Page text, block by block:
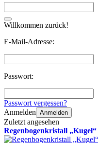
Willkommen zurück!
E-Mail-Adresse:
Passwort:
Passwort vergessen?
Anmelden Anmelden
Zuletzt angesehen
Regenbogenkristall „Kugel“